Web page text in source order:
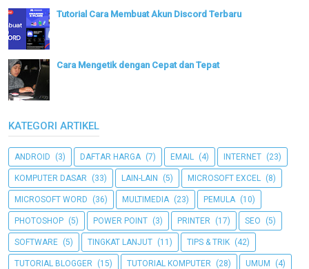
Tutorial Cara Membuat Akun Discord Terbaru
Cara Mengetik dengan Cepat dan Tepat
KATEGORI ARTIKEL
ANDROID (3) DAFTAR HARGA (7) EMAIL (4) INTERNET (23)
KOMPUTER DASAR (33) LAIN-LAIN (5) MICROSOFT EXCEL (8)
MICROSOFT WORD (36) MULTIMEDIA (23) PEMULA (10)
PHOTOSHOP (5) POWER POINT (3) PRINTER (17) SEO (5)
SOFTWARE (5) TINGKAT LANJUT (11) TIPS & TRIK (42)
TUTORIAL BLOGGER (15) TUTORIAL KOMPUTER (28) UMUM (4)